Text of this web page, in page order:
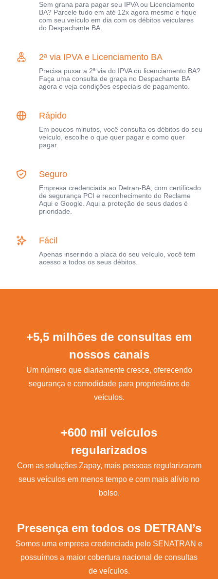
Sem grana para pagar seu IPVA ou Licenciamento
BA? Parcele tudo em até 12x agora mesmo e fique
com seu veículo em dia com os débitos veiculares
do Despachante BA.
2ª via IPVA e Licenciamento BA
Precisa puxar a 2ª via do IPVA ou licenciamento BA?
Faça uma consulta de graça no Despachante BA
agora e veja condições especiais de pagamento.
Rápido
Em poucos minutos, você consulta os débitos do seu
veículo, escolhe o que quer pagar e como quer
pagar.
Seguro
Empresa credenciada ao Detran-BA, com certificado
de segurança PCI e reconhecimento do Reclame
Aqui e Google. Aqui a proteção de seus dados é
prioridade.
Fácil
Apenas inserindo a placa do seu veículo, você tem
acesso a todos os seus débitos.
+5,5 milhões de consultas em
nossos canais
Um número que diariamente cresce, oferecendo
segurança e comodidade para proprietários de
veículos.
+600 mil veículos
regularizados
Com as soluções Zapay, mais pessoas regularizaram
seus veículos em menos tempo e com mais alívio no
bolso.
Presença em todos os DETRAN’s
Somos uma empresa credenciada pelo SENATRAN e
possuímos a maior cobertura nacional de consultas
de veículos.